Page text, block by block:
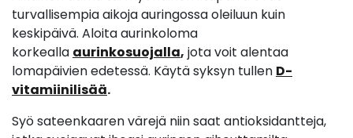
turvallisempia aikoja auringossa oleiluun kuin
keskipäivä. Aloita aurinkoloma
korkealla aurinkosuojalla, jota voit alentaa
lomapäivien edetessä. Käytä syksyn tullen D-
vitamiinilisää.
Syö sateenkaaren värejä niin saat antioksidantteja,